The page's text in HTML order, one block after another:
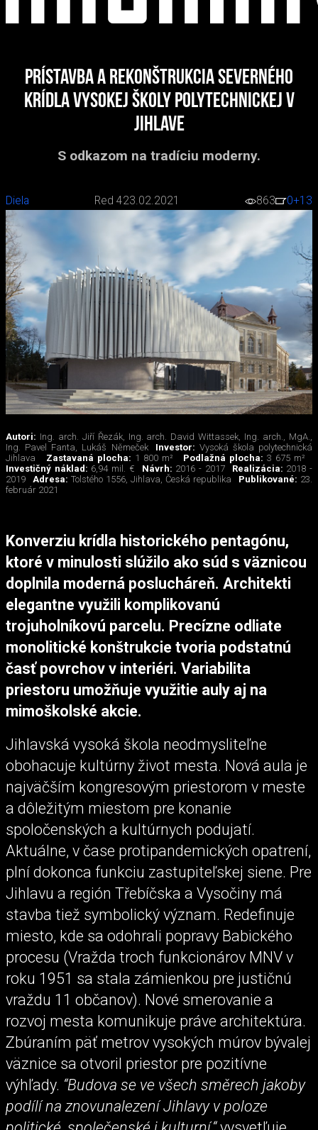
Prístavba a rekonštrukcia severného
krídla Vysokej školy polytechnickej v
Jihlave
S odkazom na tradíciu moderny.
Diela Red 423.02.2021 863 0+13
Autori: Ing. arch. Jiří Řezák, Ing. arch. David Wittassek, Ing. arch., MgA.,
Ing. Pavel Fanta, Lukáš Němeček
Investor: Vysoká škola polytechnická
Jihlava
Zastavaná plocha: 1 800 m² Podlažná plocha:3 675 m²
Investičný náklad: 6,94 mil. € Návrh: 2016 - 2017 Realizácia: 2018 -
2019
Adresa: Tolstého 1556, Jihlava, Česká republika Publikované: 23.
február 2021
Konverziu krídla historického pentagónu,
ktoré v minulosti slúžilo ako súd s väznicou
doplnila moderná poslucháreň. Architekti
elegantne využili komplikovanú
trojuholníkovú parcelu. Precízne odliate
monolitické konštrukcie tvoria podstatnú
časť povrchov v interiéri. Variabilita
priestoru umožňuje využitie auly aj na
mimoškolské akcie.
Jihlavská vysoká škola neodmysliteľne
obohacuje kultúrny život mesta. Nová aula je
najväčším kongresovým priestorom v meste
a dôležitým miestom pre konanie
spoločenských a kultúrnych podujatí.
Aktuálne, v čase protipandemických opatrení,
plní dokonca funkciu zastupiteľskej siene. Pre
Jihlavu a región Třebíčska a Vysočiny má
stavba tiež symbolický význam. Redefinuje
miesto, kde sa odohrali popravy Babického
procesu (Vražda troch funkcionárov MNV v
roku 1951 sa stala zámienkou pre justičnú
vraždu 11 občanov). Nové smerovanie a
rozvoj mesta komunikuje práve architektúra.
Zbúraním päť metrov vysokých múrov bývalej
väznice sa otvoril priestor pre pozitívne
výhľady. “Budova se ve všech směrech jakoby
podílí na znovunalezení Jihlavy v poloze